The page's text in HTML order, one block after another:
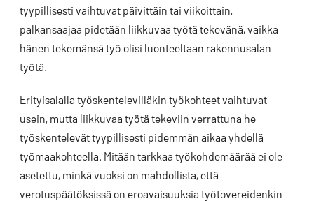
tyypillisesti vaihtuvat päivittäin tai viikoittain,
palkansaajaa pidetään liikkuvaa työtä tekevänä, vaikka
hänen tekemänsä työ olisi luonteeltaan rakennusalan
työtä.
Erityisalalla työskentelevilläkin työkohteet vaihtuvat
usein, mutta liikkuvaa työtä tekeviin verrattuna he
työskentelevät tyypillisesti pidemmän aikaa yhdellä
työmaakohteella. Mitään tarkkaa työkohdemäärää ei ole
asetettu, minkä vuoksi on mahdollista, että
verotuspäätöksissä on eroavaisuuksia työtovereidenkin